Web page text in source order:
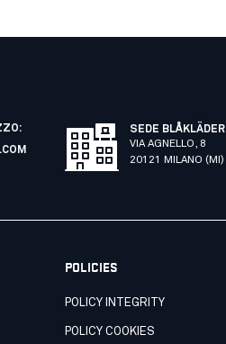
SEDE BLÅKLÄDER
VIA AGNELLO, 8
20121 MILANO (MI)
POLICIES
POLICY INTEGRITY
POLICY COOKIES